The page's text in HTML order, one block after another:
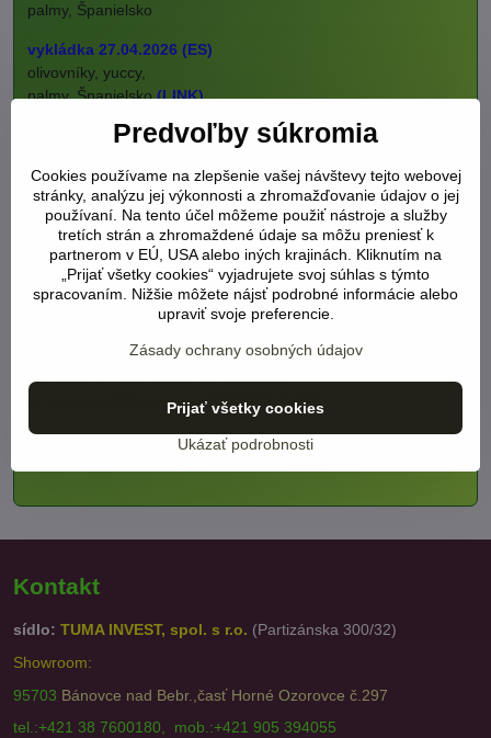
palmy, Španielsko
vykládka 27.04.2026 (ES)
olivovníky, yuccy,
palmy, Španielsko(LINK)
vykládka 20.05.2026 (ES)
palmy, Španielsko(LINK)
Od 1.6.2024 zľavy takmer na všetky ???
viac viz BENEFIT TUMA
Kontakt
sídlo: TUMA INVEST, spol. s r.o. (Partizánska 300/32)
Showroom:
95703 Bánovce nad Bebr.,časť Horné Ozorovce č.297
tel.:+421 38 7600180, mob.:+421 905 394055
Predvoľby súkromia
Cookies používame na zlepšenie vašej návštevy tejto webovej
stránky, analýzu jej výkonnosti a zhromažďovanie údajov o jej
používaní. Na tento účel môžeme použiť nástroje a služby
tretích strán a zhromaždené údaje sa môžu preniesť k
partnerom v EÚ, USA alebo iných krajinách. Kliknutím na
„Prijať všetky cookies“ vyjadrujete svoj súhlas s týmto
spracovaním. Nižšie môžete nájsť podrobné informácie alebo
upraviť svoje preferencie.
Zásady ochrany osobných údajov
Ukázať podrobnosti
Prijať všetky cookies